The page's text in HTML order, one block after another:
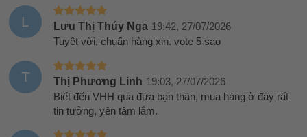
L Lưu Thị Thúy Nga 19:42, 27/07/2026
Tuyệt vời, chuẩn hàng xịn. vote 5 sao
T Thị Phương Linh 19:03, 27/07/2026
Biết đến VHH qua đứa bạn thân, mua hàng ở đây rất
tin tưởng, yên tâm lắm.